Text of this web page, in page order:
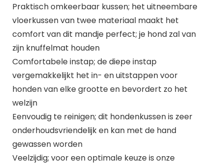
Praktisch omkeerbaar kussen; het uitneembare
vloerkussen van twee materiaal maakt het
comfort van dit mandje perfect; je hond zal van
zijn knuffelmat houden
Comfortabele instap; de diepe instap
vergemakkelijkt het in- en uitstappen voor
honden van elke grootte en bevordert zo het
welzijn
Eenvoudig te reinigen; dit hondenkussen is zeer
onderhoudsvriendelijk en kan met de hand
gewassen worden
Veelzijdig; voor een optimale keuze is onze